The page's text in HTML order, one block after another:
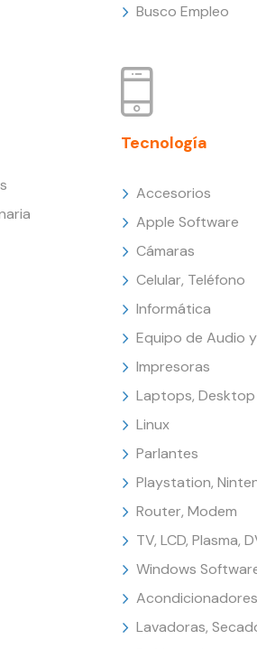
Busco Empleo
Tecnología
Accesorios
Apple Software
Cámaras
Celular, Teléfono
Informática
Equipo de Audio
Impresoras
Laptops, Desktop
Linux
Parlantes
Playstation,
Router, Modem
TV, LCD, Plasma,
Windows
Lavadoras,